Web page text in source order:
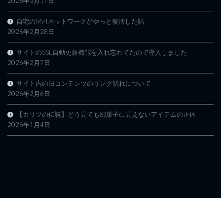
自宅のIPv4ネットワークがやっと復活した話
2026年2月28日
サイトのSSL自動更新機能を入れ忘れてたので導入しました
2026年2月7日
サイト内の旧コンテンツのリンク切れについて
2026年2月6日
【カリツの伝説】どう見ても綿菓子に見えないアイテムの正体
2026年1月4日